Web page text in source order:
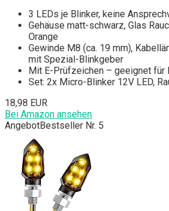
3 LEDs je Blinker, keine
Gehäuse matt-schwarz, Glas
Orange
Gewinde M8 (ca. 19 mm),
mit Spezial-Blinkgeber
Mit E-Prüfzeichen – geeignet für
Set: 2x Micro-Blinker 12V LED,
18,98 EUR
Bei Amazon ansehen
AngebotBestseller Nr. 5